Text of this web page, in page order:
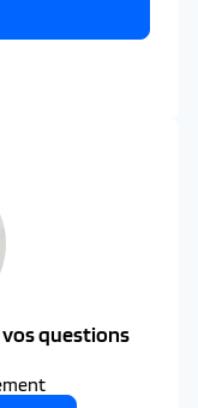
vos questions